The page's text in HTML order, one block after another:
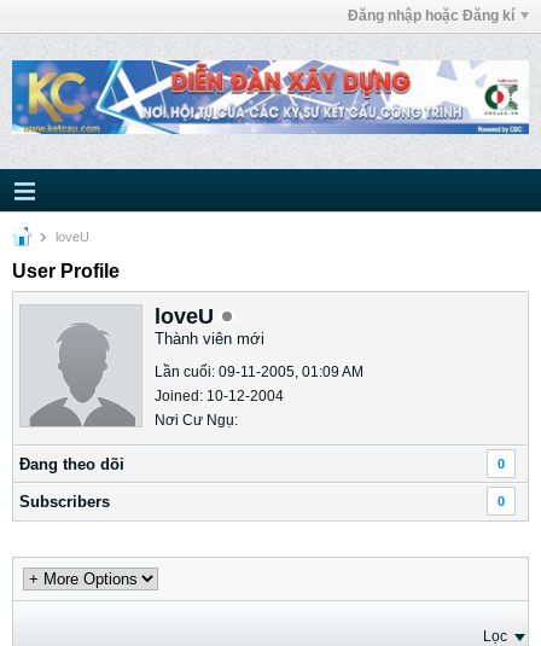
Đăng nhập hoặc Đăng kí
loveU
User Profile
loveU
Thành viên mới
Lần cuối: 09-11-2005, 01:09 AM
Joined: 10-12-2004
Nơi Cư Ngụ:
Ðang theo dõi 0
Subscribers 0
Lọc